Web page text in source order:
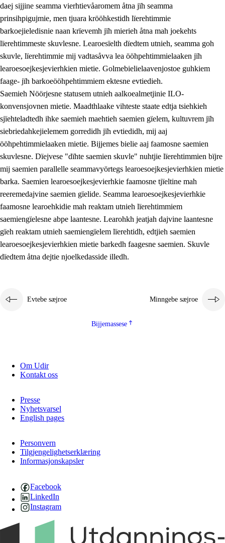
daej sijjine seamma vierhtievåaromem åtna jïh seamma
prinsihpigujmie, men tjuara krööhkestidh lïerehtimmie
barkoejieledisnie naan krïevemh jïh mierieh åtna mah joekehts
lïerehtimmeste skuvlesne. Learoesïelth dïedtem utnieh, seamma goh
skuvle, lïerehtimmie mij vadtasåvva lea ööhpehtimmielaaken jïh
learoesoejkesjevierhkien mietie. Golmebielielaavenjostoe guhkiem
faage- jïh barkoeööhpehtimmiem ektesne evtiedieh.
Saemieh Nöörjesne statusem utnieh aalkoealmetjinie ILO-
konvensjovnen mietie. Maadthlaake vihteste staate edtja tsiehkieh
sjïehteladtedh ihke saemieh maehtieh saemien gïelem, kultuvrem jïh
siebriedahkejielemem gorredidh jïh evtiedidh, mij aaj
ööhpehtimmielaaken mietie. Bijjemes bielie aaj faamosne saemien
skuvlesne. Dïejvese "dïhte saemien skuvle" nuhtjie lïerehtimmien bïjre
mij saemien parallelle seammavyörtegs learoesoejkesjevierhkien mietie
barka. Saemien learoesoejkesjevierhkie faamosne tjïeltine mah
reeremedajvine saemien gïelide. Seamma learoesoejkesjevierhkie
faamosne learoehkidie mah reaktam utnieh lïerehtimmiem
saemiengïelesne abpe laantesne. Learohkh jeatjah dajvine laantesne
gïeh reaktam utnieh saemiengïelem lïerehtidh, edtjieh saemien
learoesoejkesjevierhkien mietie barkedh faagesne saemien. Skuvle
dïedtem åtna dejtie njoelkedasside illedh.
Evtebe sæjroe Minngebe sæjroe
Bijjemassese
Om Udir
Kontakt oss
Presse
Nyhetsvarsel
English pages
Personvern
Tilgjengelighetserklæring
Informasjonskapsler
Facebook
LinkedIn
Instagram